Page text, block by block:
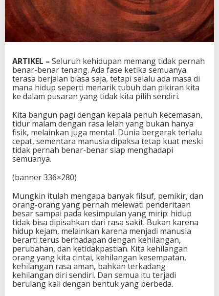
ARTIKEL – Seluruh kehidupan memang tidak pernah
benar-benar tenang. Ada fase ketika semuanya
terasa berjalan biasa saja, tetapi selalu ada masa di
mana hidup seperti menarik tubuh dan pikiran kita
ke dalam pusaran yang tidak kita pilih sendiri.
Kita bangun pagi dengan kepala penuh kecemasan,
tidur malam dengan rasa lelah yang bukan hanya
fisik, melainkan juga mental. Dunia bergerak terlalu
cepat, sementara manusia dipaksa tetap kuat meski
tidak pernah benar-benar siap menghadapi
semuanya.
(banner 336×280)
Mungkin itulah mengapa banyak filsuf, pemikir, dan
orang-orang yang pernah melewati penderitaan
besar sampai pada kesimpulan yang mirip: hidup
tidak bisa dipisahkan dari rasa sakit. Bukan karena
hidup kejam, melainkan karena menjadi manusia
berarti terus berhadapan dengan kehilangan,
perubahan, dan ketidakpastian. Kita kehilangan
orang yang kita cintai, kehilangan kesempatan,
kehilangan rasa aman, bahkan terkadang
kehilangan diri sendiri. Dan semua itu terjadi
berulang kali dengan bentuk yang berbeda.